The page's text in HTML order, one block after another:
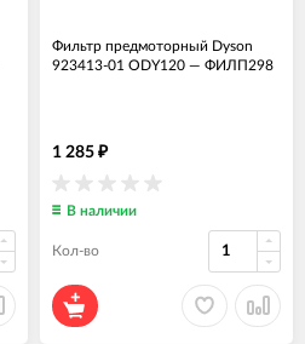
Фильтр предмоторный Dyson
923413-01 ODY120 — ФИЛП298
1 285 ₽
В наличии
Кол-во